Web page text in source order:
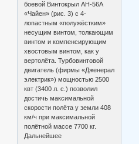
боевой Винтокрыл АН-56А
«Чайен» (рис. 3) с 4-
лопастным «полужёстким»
несущим винтом, толкающим
винтом и компенсирующим
хвостовым винтом, как у
вертолёта. Турбовинтовой
двигатель (фирмы «Дженерал
электрик») мощностью 2500
квт (3400 л. с.) позволил
достичь максимальной
скорости полёта у земли 408
км/ч при максимальной
полётной массе 7700 кг.
Дальнейшее